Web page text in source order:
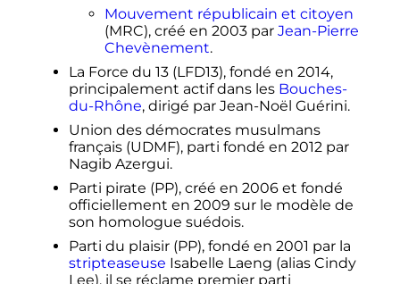
Mouvement républicain et citoyen
(MRC), créé en 2003 par Jean-Pierre
Chevènement.
La Force du 13 (LFD13), fondé en 2014,
principalement actif dans les Bouches-
du-Rhône, dirigé par Jean-Noël Guérini.
Union des démocrates musulmans
français (UDMF), parti fondé en 2012 par
Nagib Azergui.
Parti pirate (PP), créé en 2006 et fondé
officiellement en 2009 sur le modèle de
son homologue suédois.
Parti du plaisir (PP), fondé en 2001 par la
stripteaseuse Isabelle Laeng (alias Cindy
Lee), il se réclame premier parti